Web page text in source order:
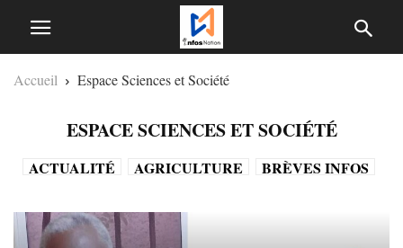
Accueil Espace Sciences et Société
ESPACE SCIENCES ET SOCIÉTÉ
ACTUALITÉ AGRICULTURE
BRÈVES INFOS
ECONOMIE
ÉDITORIAL